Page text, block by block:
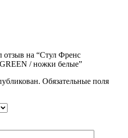
отзыв на “Стул Френс
/ ножки белые”
Обязательные поля